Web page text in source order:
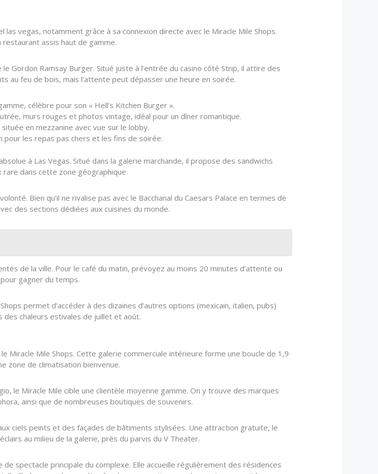
vegas, notamment grâce à sa connexion directe avec le Miracle Mile Shops.
assis haut de gamme.
Gordon Ramsay Burger. Situé juste à l’entrée du casino côté Strip, il attire des
au feu de bois, mais l’attente peut dépasser une heure en soirée.
célèbre pour son « Hell’s Kitchen Burger ».
murs rouges et photos vintage, idéal pour un dîner romantique.
en mezzanine avec vue sur le lobby.
pour les repas pas chers et les fins de soirée.
à Las Vegas. Situé dans la galerie marchande, il propose des sandwichs
dans cette zone géographique.
Bien qu’il ne rivalise pas avec le Bacchanal du Caesars Palace en termes de
des sections dédiées aux cuisines du monde.
de la ville. Pour le café du matin, prévoyez au moins 20 minutes d’attente ou
gagner du temps.
permet d’accéder à des dizaines d’autres options (mexicain, italien, pubs)
des chaleurs estivales de juillet et août.
Miracle Mile Shops. Cette galerie commerciale intérieure forme une boucle de 1,9
zone de climatisation bienvenue.
le Miracle Mile cible une clientèle moyenne gamme. On y trouve des marques
ainsi que de nombreuses boutiques de souvenirs.
ciels peints et des façades de bâtiments stylisées. Une attraction gratuite, le
au milieu de la galerie, près du parvis du V Theater.
spectacle principale du complexe. Elle accueille régulièrement des résidences